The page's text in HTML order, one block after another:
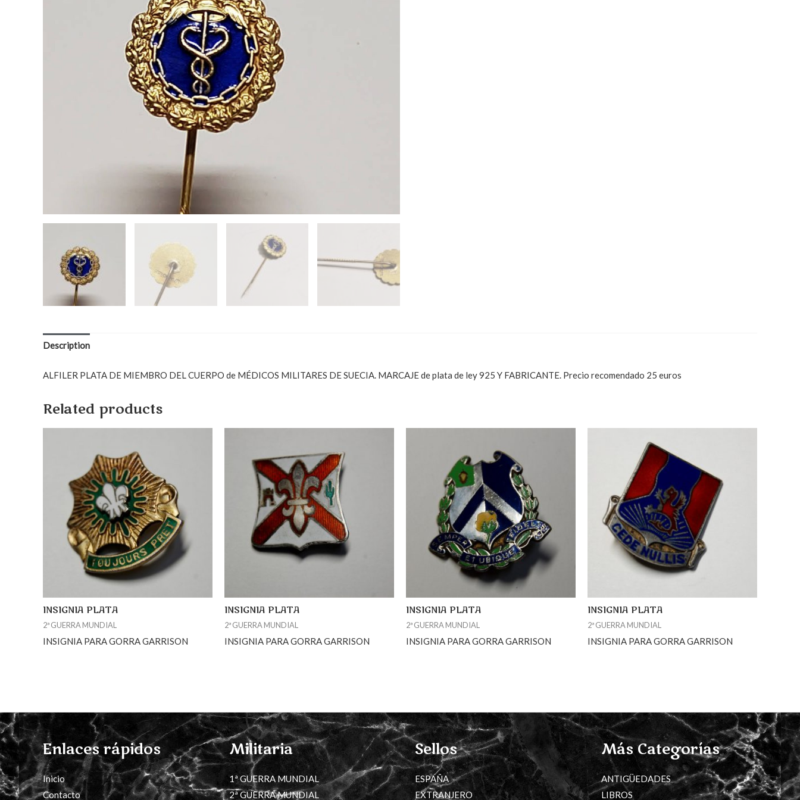
Description
ALFILER PLATA DE MIEMBRO DEL CUERPO de MÉDICOS MILITARES DE SUECIA. MARCAJE de plata de ley 925 Y FABRICANTE. Precio recomendado 25 euros
Related products
INSIGNIA PLATA
2ª GUERRA MUNDIAL
INSIGNIA PARA GORRA GARRISON
INSIGNIA PLATA
2ª GUERRA MUNDIAL
INSIGNIA PARA GORRA GARRISON
INSIGNIA PLATA
2ª GUERRA MUNDIAL
INSIGNIA PARA GORRA GARRISON
INSIGNIA PLATA
2ª GUERRA MUNDIAL
INSIGNIA PARA GORRA GARRISON
Enlaces rápidos
Inicio
Contacto
Militaria
1ª GUERRA MUNDIAL
2ª GUERRA MUNDIAL
Sellos
ESPAÑA
EXTRANJERO
Más Categorías
ANTIGÜEDADES
LIBROS